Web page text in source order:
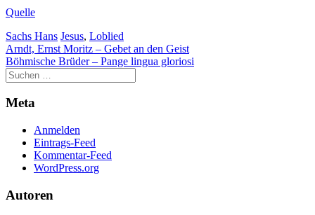
Quelle
Sachs Hans Jesus, Loblied
Beitragsnavigation
Arndt, Ernst Moritz – Gebet an den Geist
Böhmische Brüder – Pange lingua gloriosi
Meta
Anmelden
Eintrags-Feed
Kommentar-Feed
WordPress.org
Autoren